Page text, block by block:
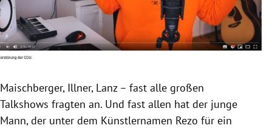
Untermenü
Untermenü
Untermenü
Maischberger, Illner, Lanz– fast alle großen
Talkshows fragten an. Und fast allen hat der junge
Mann, der unter dem Künstlernamen Rezo für ein